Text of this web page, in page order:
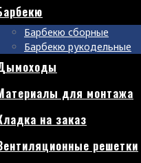
Барбекю сборные
Барбекю рукодельные
для монтажа
на заказ
решетки